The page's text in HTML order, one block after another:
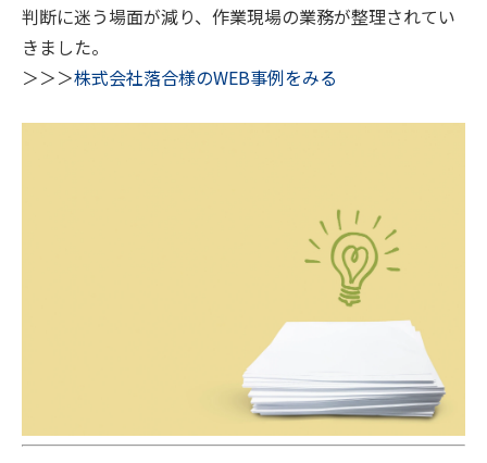
判断に迷う場面が減り、作業現場の業務が整理されてい
きました。
＞＞＞株式会社落合様のWEB事例をみる